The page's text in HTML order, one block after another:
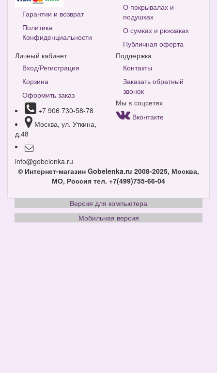
Гарантии и возврат
Политика
Конфиденциальности
О покрывалах и
подушках
О сумках и рюкзаках
Публичная оферта
Личный кабинет
Вход/Регистрация
Корзина
Оформить заказ
+7 906 730-58-78
Москва, ул. Уткина,
д.48
info@gobelenka.ru
Поддержка
Контакты
Заказать обратный
звонок
Мы в соцсетях
Вконтакте
© Интернет-магазин Gobelenka.ru 2008-2025, Москва,
МО, Россия тел. +7(499)755-66-04
Версия для компьютера
Мобильная версия